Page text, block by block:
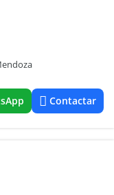
Contactar